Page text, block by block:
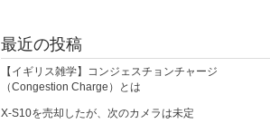
最近の投稿
【イギリス雑学】コンジェスチョンチャージ
（Congestion Charge）とは
X-S10を売却したが、次のカメラは未定